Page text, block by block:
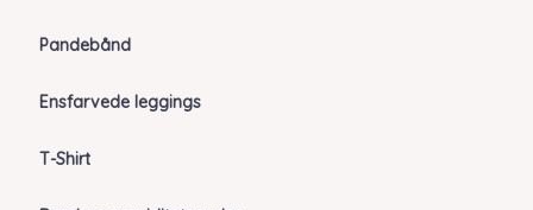
Pandebånd
Ensfarvede leggings
T-Shirt